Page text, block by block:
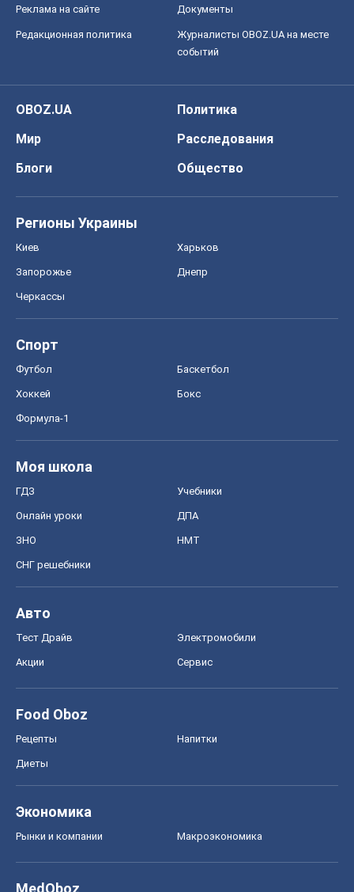
Реклама на сайте Документы
Редакционная политика
Журналисты OBOZ.UA на месте
событий
OBOZ.UA
Политика
Мир
Расследования
Блоги
Общество
Регионы Украины
Киев Харьков
Запорожье Днепр
Черкассы
Спорт
Футбол Баскетбол
Хоккей Бокс
Формула-1
Моя школа
ГДЗ Учебники
Онлайн уроки ДПА
ЗНО НМТ
СНГ решебники
Авто
Тест Драйв Электромобили
Акции Сервис
Food Oboz
Рецепты Напитки
Диеты
Экономика
Рынки и компании Mакроэкономика
MedOboz